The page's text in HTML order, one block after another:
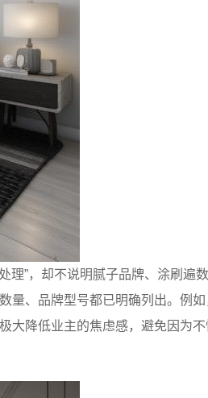
”，却不说明腻子品牌、涂刷遍
量、品牌型号都已明确列出。例
大降低业主的焦虑感，避免因为